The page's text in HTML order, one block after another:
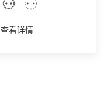
查看详情